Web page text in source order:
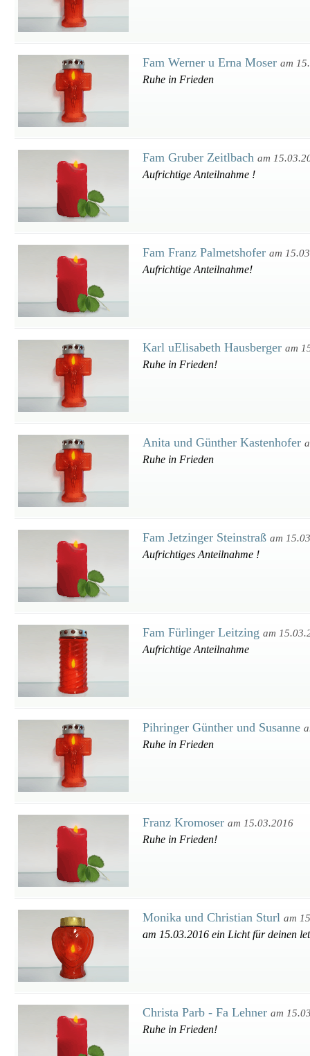
Fam Werner u Erna Moser am
Ruhe in Frieden
Fam Gruber Zeitlbach am
Aufrichtige Anteilnahme !
Fam Franz Palmetshofer am
Aufrichtige Anteilnahme!
Karl uElisabeth Hausberger am
Ruhe in Frieden!
Anita und Günther Kastenhofer
Ruhe in Frieden
Fam Jetzinger Steinstraß am
Aufrichtiges Anteilnahme !
Fam Fürlinger Leitzing am
Aufrichtige Anteilnahme
Pihringer Günther und Susanne
Ruhe in Frieden
Franz Kromoser am 15.03.2016
Ruhe in Frieden!
Monika und Christian Sturl am
am 15.03.2016 ein Licht für deinen
Christa Parb - Fa Lehner am
Ruhe in Frieden!